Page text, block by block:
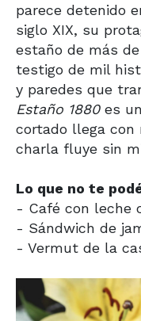
parece detenido
siglo XIX, su
estaño de más
testigo de mil
y paredes que
Estaño 1880es
cortado llega
charla fluye sin
Lo que no te
- Café con leche
- Sándwich de
- Vermut de la